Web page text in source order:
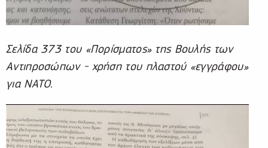
Σελίδα 373 του «Πορίσματος» της Βουλής των
Αντιπροσώπων - χρήση του πλαστού «εγγράφου»
για ΝΑΤΟ.